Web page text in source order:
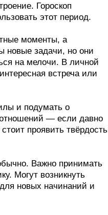
Гороскоп
этот период.
моменты, а
новые задачи, но они
на мелочи. В личной
встреча или
и подумать о
— если давно
проявить твёрдость
Важно принимать
Могут возникнуть
новых начинаний и